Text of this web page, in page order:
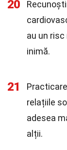
20
au un
inimă.
21
relațiile
adesea
alții.